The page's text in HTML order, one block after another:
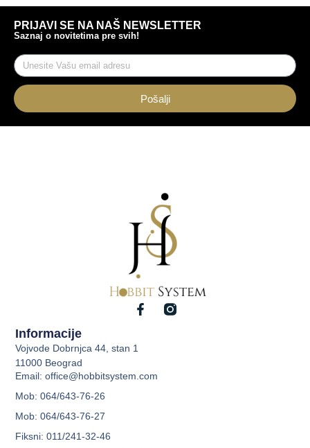
PRIJAVI SE NA NAŠ NEWSLETTER
Saznaj o novitetima pre svih!
Pošalji
Informacije
Vojvode Dobrnjca 44, stan 1
11000 Beograd
Email: office@hobbitsystem.com
Mob: 064/643-76-26
Mob: 064/643-76-27
Fiksni: 011/241-32-46